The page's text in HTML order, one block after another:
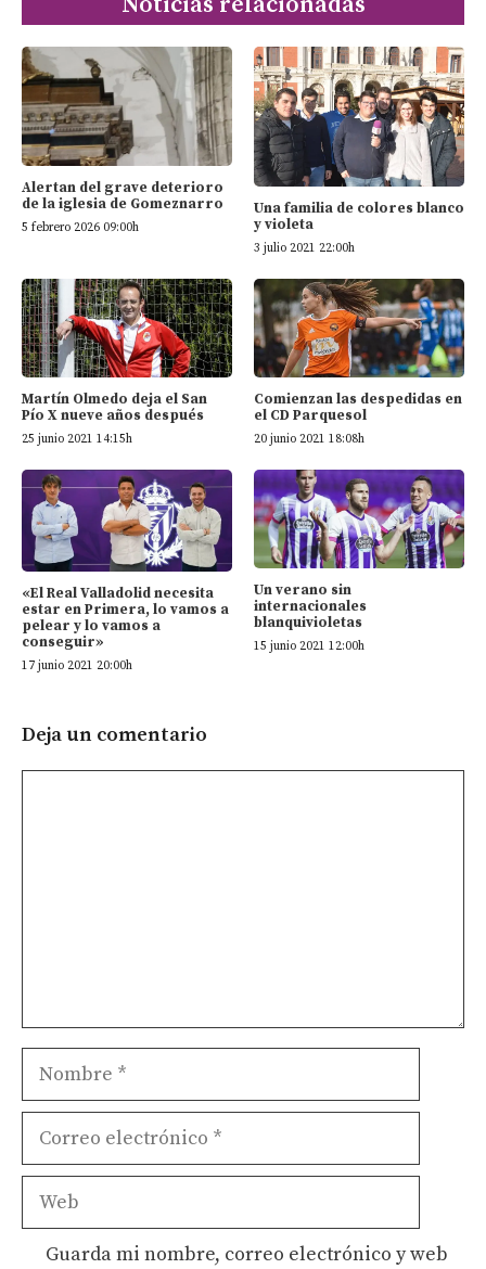
Alertan del grave deterioro
de la iglesia de Gomeznarro
5 febrero 2026 09:00h
Una familia de colores blanco
y violeta
3 julio 2021 22:00h
Martín Olmedo deja el San
Pío X nueve años después
25 junio 2021 14:15h
Comienzan las despedidas en
el CD Parquesol
20 junio 2021 18:08h
«El Real Valladolid necesita
estar en Primera, lo vamos a
pelear y lo vamos a
conseguir»
17 junio 2021 20:00h
Un verano sin
internacionales
blanquivioletas
15 junio 2021 12:00h
Deja un comentario
Nombre
Correo
Web
Guarda mi nombre, correo electrónico y web